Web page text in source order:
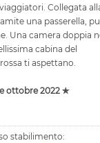
Collegata
una passerella,
Una camera doppia
cabina del
ti aspettano.
ottobre 2022 ✯
stabilimento: